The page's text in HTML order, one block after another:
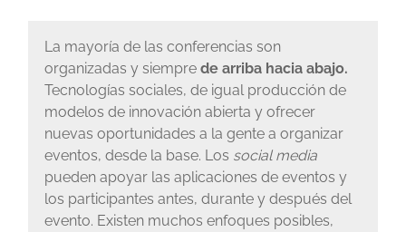
La mayoría de las conferencias son
organizadas y siempre de arriba hacia abajo.
Tecnologías sociales, de igual producción de
modelos de innovación abierta y ofrecer
nuevas oportunidades a la gente a organizar
eventos, desde la base. Los social media
pueden apoyar las aplicaciones de eventos y
los participantes antes, durante y después del
evento. Existen muchos enfoques posibles,